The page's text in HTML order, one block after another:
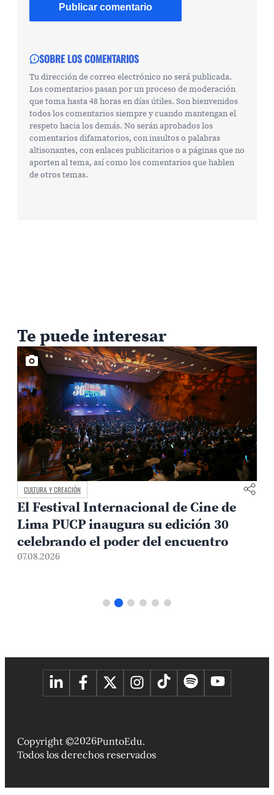
SOBRE LOS COMENTARIOS
Tu dirección de correo electrónico no será publicada.
Los comentarios pasan por un proceso de moderación
que toma hasta 48 horas en días útiles. Son bienvenidos
todos los comentarios siempre y cuando mantengan el
respeto hacia los demás. No serán aprobados los
comentarios difamatorios, con insultos o palabras
altisonantes, con enlaces publicitarios o a páginas que no
aporten al tema, así como los comentarios que hablen
de otros temas.
Te puede interesar
CULTURA Y CREACIÓN
El Festival Internacional de Cine de
Lima PUCP inaugura su edición 30
celebrando el poder del encuentro
07.08.2026
Copyright ©2026PuntoEdu.
Todos los derechos reservados